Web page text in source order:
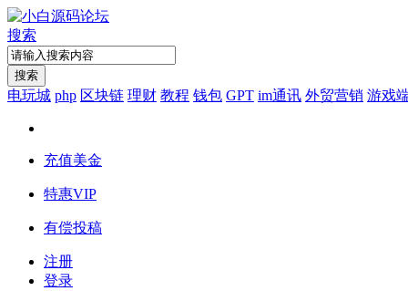
搜索
搜索
电玩城 php 区块链 理财 教程 钱包 GPT im通讯 外贸营销 游戏
充值美金
特惠VIP
有偿投稿
注册
登录